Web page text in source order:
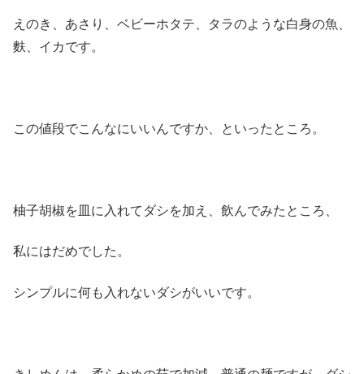
えのき、あさり、ベビーホタテ、タラのような白身の魚、
麩、イカです。
この値段でこんなにいいんですか、といったところ。
柚子胡椒を皿に入れてダシを加え、飲んでみたところ、
私にはだめでした。
シンプルに何も入れないダシがいいです。